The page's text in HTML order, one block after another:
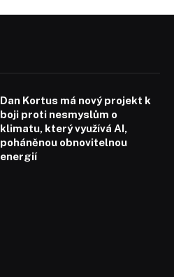
Dan Kortus má nový projekt k
boji proti nesmyslům o
klimatu, který využívá AI,
poháněnou obnovitelnou
energií